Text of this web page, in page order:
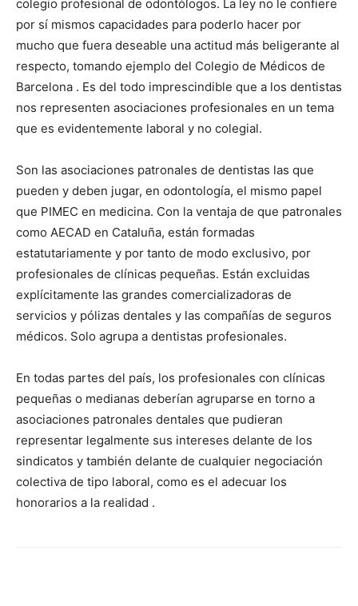
colegio profesional de odontólogos. La ley no le confiere
por sí mismos capacidades para poderlo hacer por
mucho que fuera deseable una actitud más beligerante al
respecto, tomando ejemplo del Colegio de Médicos de
Barcelona . Es del todo imprescindible que a los dentistas
nos representen asociaciones profesionales en un tema
que es evidentemente laboral y no colegial.
Son las asociaciones patronales de dentistas las que
pueden y deben jugar, en odontología, el mismo papel
que PIMEC en medicina. Con la ventaja de que patronales
como AECAD en Cataluña, están formadas
estatutariamente y por tanto de modo exclusivo, por
profesionales de clínicas pequeñas. Están excluidas
explícitamente las grandes comercializadoras de
servicios y pólizas dentales y las compañías de seguros
médicos. Solo agrupa a dentistas profesionales.
En todas partes del país, los profesionales con clínicas
pequeñas o medianas deberían agruparse en torno a
asociaciones patronales dentales que pudieran
representar legalmente sus intereses delante de los
sindicatos y también delante de cualquier negociación
colectiva de tipo laboral, como es el adecuar los
honorarios a la realidad .